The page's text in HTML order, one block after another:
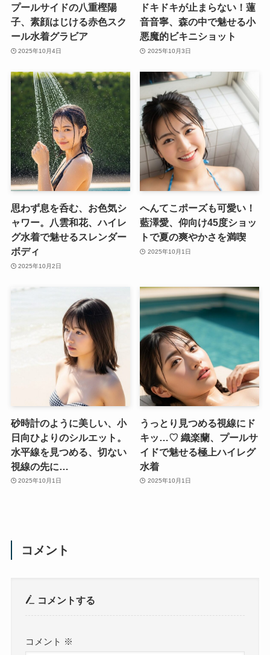
プールサイドの八重樫陽
子、素顔はじける赤色スク
ール水着グラビア
2025年10月4日
ドキドキが止まらない！蓮
音音寧、森の中で魅せる小
悪魔的ビキニショット
2025年10月3日
思わず息を呑む、お色気シ
ャワー。八雲和花、ハイレ
グ水着で魅せるスレンダー
ボディ
2025年10月2日
へんてこポーズも可愛い！
藍澤愛、仰向け45度ショッ
トで夏の爽やかさを満喫
2025年10月1日
砂時計のように美しい、小
日向ひよりのシルエット。
水平線を見つめる、切ない
視線の先に…
2025年10月1日
うっとり見つめる視線にド
キッ…♡ 織楽蘭、プールサ
イドで魅せる極上ハイレグ
水着
2025年10月1日
コメント
コメントする
コメント ※